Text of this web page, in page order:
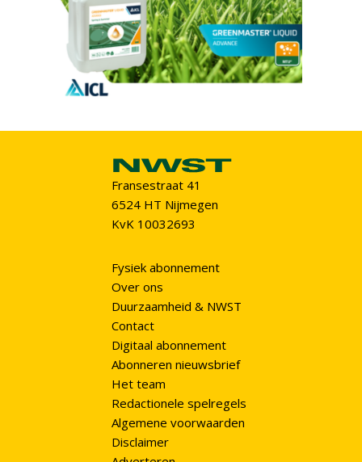
Fransestraat 41
6524 HT Nijmegen
KvK 10032693
Fysiek abonnement
Over ons
Duurzaamheid & NWST
Contact
Digitaal abonnement
Abonneren nieuwsbrief
Het team
Redactionele spelregels
Algemene voorwaarden
Disclaimer